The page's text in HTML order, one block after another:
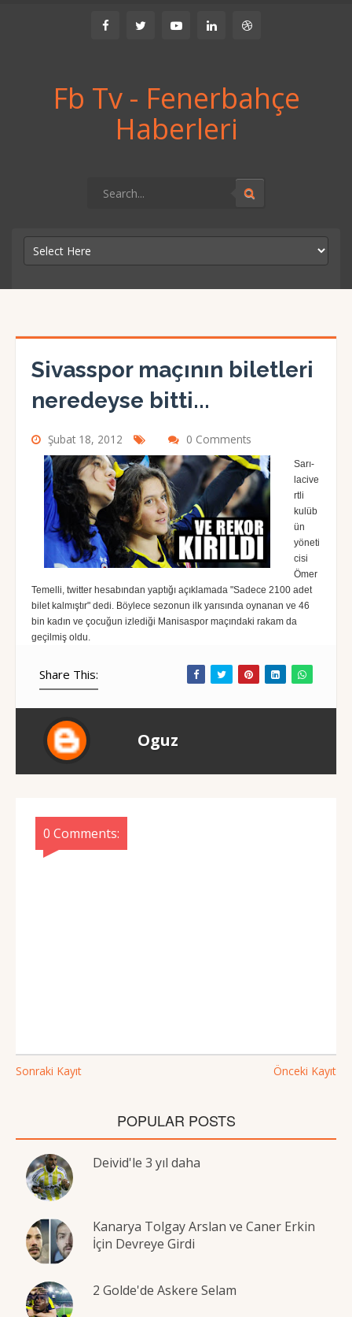
Fb Tv - Fenerbahçe
Haberleri
Sivasspor maçının biletleri
neredeyse bitti...
Şubat 18, 2012 0 Comments
Sarı-
lacive
rtli
kulüb
ün
yöneti
cisi
Ömer
Temelli, twitter hesabından yaptığı açıklamada "Sadece 2100 adet
bilet kalmıştır" dedi. Böylece sezonun ilk yarısında oynanan ve 46
bin kadın ve çocuğun izlediği Manisaspor maçındaki rakam da
geçilmiş oldu.
Share This:
Oguz
0 Comments:
Sonraki Kayıt Önceki Kayıt
POPULAR POSTS
Deivid'le 3 yıl daha
Kanarya Tolgay Arslan ve Caner Erkin
İçin Devreye Girdi
2 Golde'de Askere Selam